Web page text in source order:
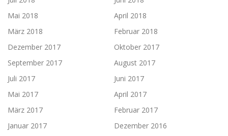
Mai 2018
April 2018
März 2018
Februar 2018
Dezember 2017
Oktober 2017
September 2017
August 2017
Juli 2017
Juni 2017
Mai 2017
April 2017
März 2017
Februar 2017
Januar 2017
Dezember 2016